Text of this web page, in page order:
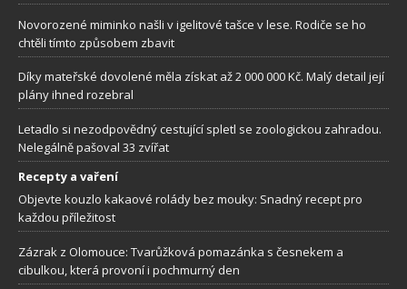
Novorozené miminko našli v igelitové tašce v lese. Rodiče se ho
chtěli tímto způsobem zbavit
Díky mateřské dovolené měla získat až 2 000 000 Kč. Malý detail její
plány ihned rozebral
Letadlo si nezodpovědný cestující spletl se zoologickou zahradou.
Nelegálně pašoval 33 zvířat
Recepty a vaření
Objevte kouzlo kakaové rolády bez mouky: Snadný recept pro
každou příležitost
Zázrak z Olomouce: Tvarůžková pomazánka s česnekem a
cibulkou, která provoní i pochmurný den